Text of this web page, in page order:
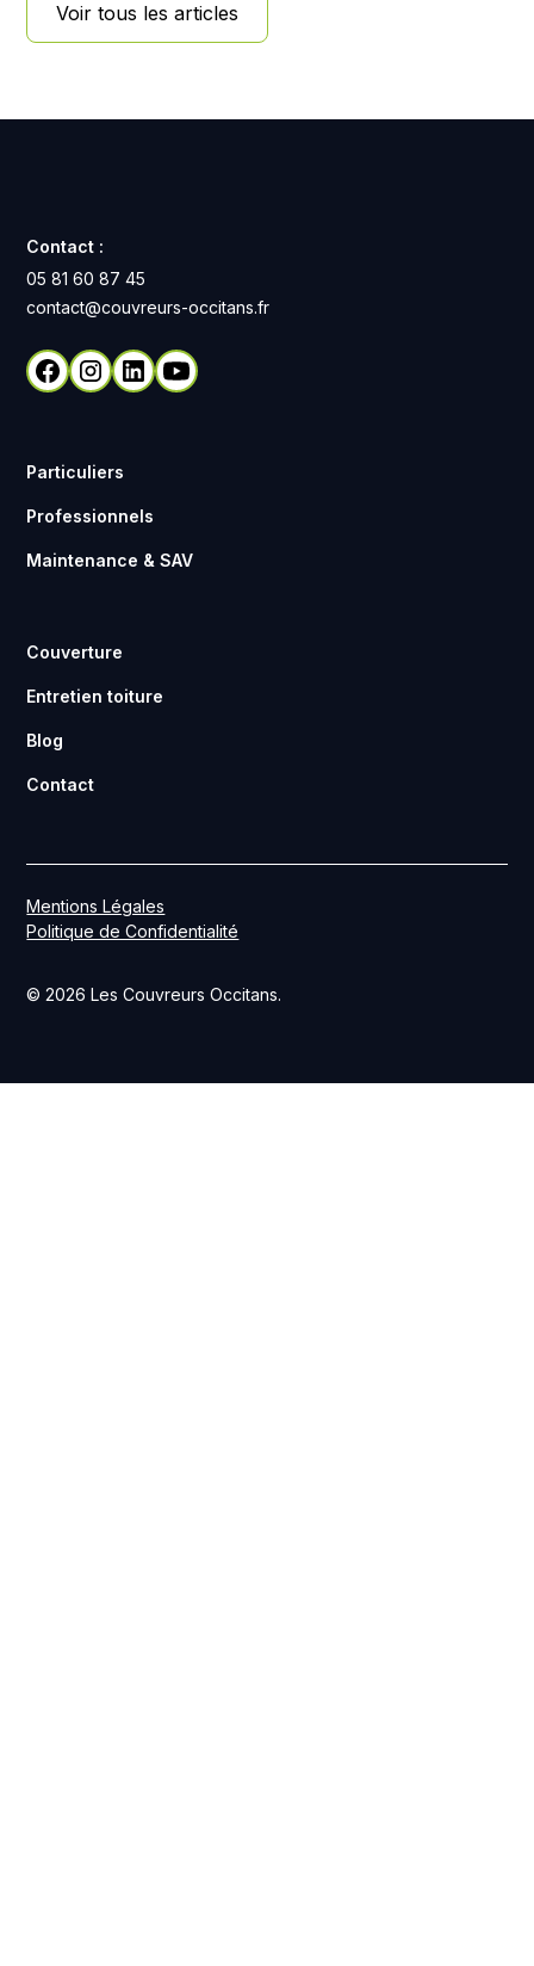
Voir tous les articles
Contact :
05 81 60 87 45
contact@couvreurs-occitans.fr
Particuliers
Professionnels
Maintenance & SAV
Couverture
Entretien toiture
Blog
Contact
© 2026 Les Couvreurs Occitans.
Mentions Légales
Politique de Confidentialité